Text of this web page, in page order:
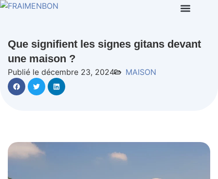
Que signifient les signes gitans devant
une maison ?
Publié le décembre 23, 2024 MAISON